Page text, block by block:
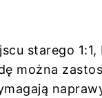
starego 1:1,
można